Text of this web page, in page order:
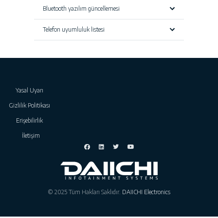
Bluetooth yazılım güncellemesi
Telefon uyumluluk listesi
Yasal Uyarı
Gizlilik Politikası
Erişebilirlik
İletişim
© 2025 Tüm Hakları Saklıdır. DAIICHI Electronics